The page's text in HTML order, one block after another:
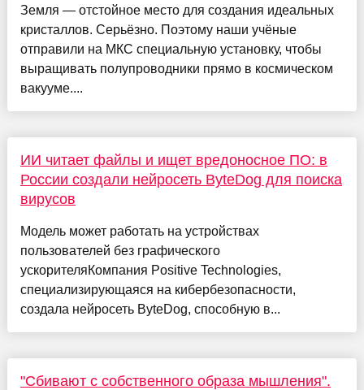
Земля — отстойное место для создания идеальных
кристаллов. Серьёзно. Поэтому наши учёные
отправили на МКС специальную установку, чтобы
выращивать полупроводники прямо в космическом
вакууме....
ИИ читает файлы и ищет вредоносное ПО: в
России создали нейросеть ByteDog для поиска
вирусов
Модель может работать на устройствах
пользователей без графического
ускорителяКомпания Positive Technologies,
специализирующаяся на кибербезопасности,
создала нейросеть ByteDog, способную в...
"Сбивают с собственного образа мышления".